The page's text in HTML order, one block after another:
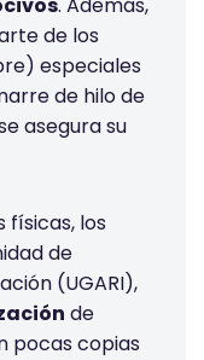
. Además,
de los
especiales
de hilo de
asegura su
físicas, los
de
(UGARI),
de
pocas copias